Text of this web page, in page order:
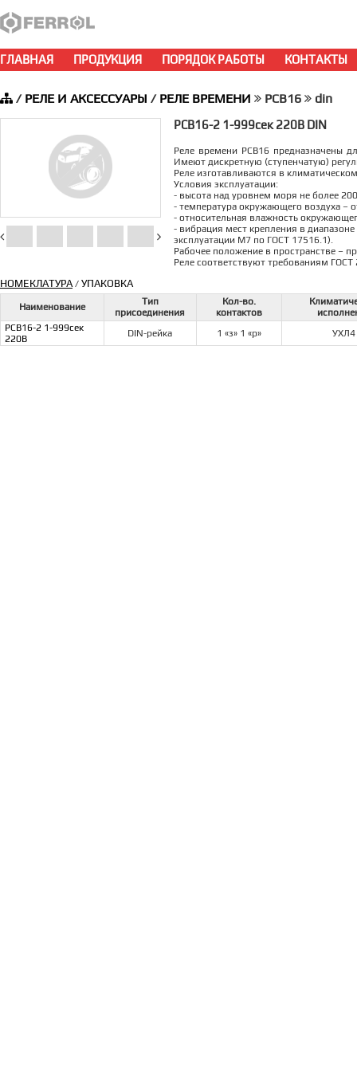
ГЛАВНАЯ ПРОДУКЦИЯ ПОРЯДОК РАБОТЫ КОНТАКТЫ
/ РЕЛЕ И АКСЕССУАРЫ / РЕЛЕ ВРЕМЕНИ РСВ16 din
РСВ16-2 1-999сек 220В DIN
Реле времени РСВ16 предназначены
Имеют дискретную (ступенчатую)
Реле изготавливаются в
Условия эксплуатации:
- высота над уровнем моря не более
- температура окружающего воздуха –
- относительная влажность
- вибрация мест крепления в
эксплуатации М7 по ГОСТ 17516.1).
Рабочее положение в пространстве –
Реле соответствуют требованиям
НОМЕКЛАТУРА/ УПАКОВКА
Наименование
Тип
присоединения
Кол-во.
контактов
РСВ16-2 1-999сек
220В
DIN-рейка 1 «з» 1 «р» УХЛ4